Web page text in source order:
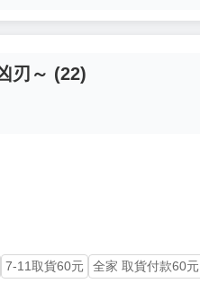
刃～ (22)
7-11取貨60元
全家 取貨付款60元